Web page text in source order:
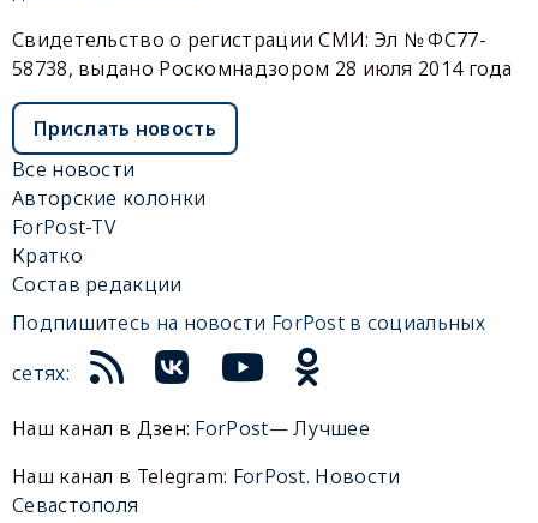
Свидетельство о регистрации СМИ: Эл № ФС77-
58738, выдано Роскомнадзором 28 июля 2014 года
Прислать новость
Все новости
Авторские колонки
ForPost-TV
Кратко
Состав редакции
Подпишитесь на новости ForPost в социальных
сетях:
Наш канал в Дзен: ForPost— Лучшее
Наш канал в Telegram: ForPost. Новости
Севастополя